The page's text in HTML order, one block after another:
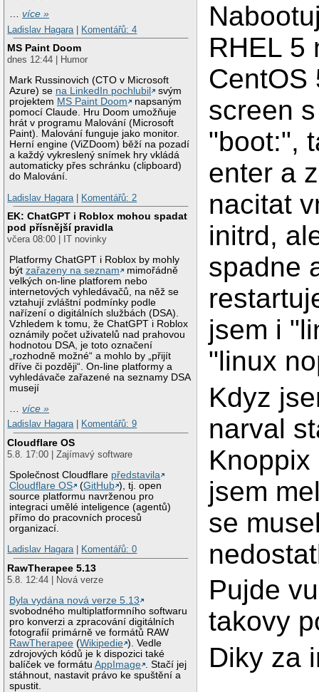
…více »
Ladislav Hagara
Komentářů: 4
MS Paint Doom
dnes 12:44 | Humor
Mark Russinovich (CTO v Microsoft
Azure) se na LinkedIn pochlubil
svým
projektem MS Paint Doom
napsaným
pomocí Claude. Hru Doom umožňuje
hrát v programu Malování (Microsoft
Paint). Malování funguje jako monitor.
Herní engine (ViZDoom) běží na pozadí
a každý vykreslený snímek hry vkládá
automaticky přes schránku (clipboard)
do Malování.
Ladislav Hagara
Komentářů: 2
EK: ChatGPT i Roblox mohou spadat
pod přísnější pravidla
včera 08:00 | IT novinky
Platformy ChatGPT i Roblox by mohly
býtzařazeny na seznam
mimořádně
velkých on-line platforem nebo
internetových vyhledávačů, na něž se
vztahují zvláštní podmínky podle
nařízení o digitálních službách (DSA).
Vzhledem k tomu, že ChatGPT i Roblox
oznámily počet uživatelů nad prahovou
hodnotou DSA, je toto označení
„rozhodně možné“ a mohlo by „přijít
dříve či později“. On-line platformy a
vyhledávače zařazené na seznamy DSA
musejí
…více »
Ladislav Hagara| Komentářů: 9
Cloudflare OS
5.8. 17:00 | Zajímavý software
Společnost Cloudflare představila
Cloudflare OS
(GitHub ), tj. open
source platformu navrženou pro
integraci umělé inteligence (agentů)
přímo do pracovních procesů
organizací.
Ladislav Hagara| Komentářů: 0
RawTherapee 5.13
5.8. 12:44 | Nová verze
Byla vydána nová verze 5.13
svobodného multiplatformního softwaru
pro konverzi a zpracování digitálních
fotografií primárně ve formátů RAW
RawTherapee (Wikipedie ). Vedle
zdrojových kódů je k dispozici také
balíček ve formátuAppImage
. Stačí jej
stáhnout, nastavit právo ke spuštění a
spustit.
RHEL 5
CentOS
screen
"boot:",
enter a
nacitat
initrd,
spadne
jsem i
"linux
Kdyz
narval
jsem
se
Pujde
takovy
Diky za